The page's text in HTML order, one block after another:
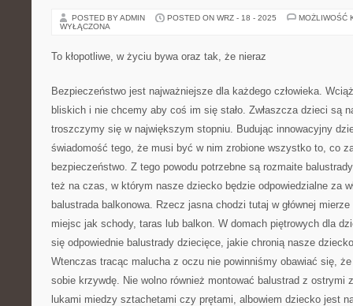
POSTED BY ADMIN POSTED ON WRZ - 18 - 2025
MOŻLIWOŚĆ
WYŁĄCZONA
To kłopotliwe, w życiu bywa oraz tak, że nieraz
Bezpieczeństwo jest najważniejsze dla każdego człowieka.
bliskich i nie chcemy aby coś im się stało. Zwłaszcza dzieci są
troszczymy się w największym stopniu. Budując innowacyjny
świadomość tego, że musi być w nim zrobione wszystko to, co
bezpieczeństwo. Z tego powodu potrzebne są rozmaite
też na czas, w którym nasze dziecko będzie odpowiedzialne za
balustrada balkonowa. Rzecz jasna chodzi tutaj w głównej
miejsc jak schody, taras lub balkon. W domach piętrowych dla
się odpowiednie balustrady dziecięce, jakie chronią nasze
Wtenczas tracąc malucha z oczu nie powinniśmy obawiać się,
sobie krzywdę. Nie wolno również montować balustrad z ostrymi
lukami miedzy sztachetami czy prętami, albowiem dziecko jest